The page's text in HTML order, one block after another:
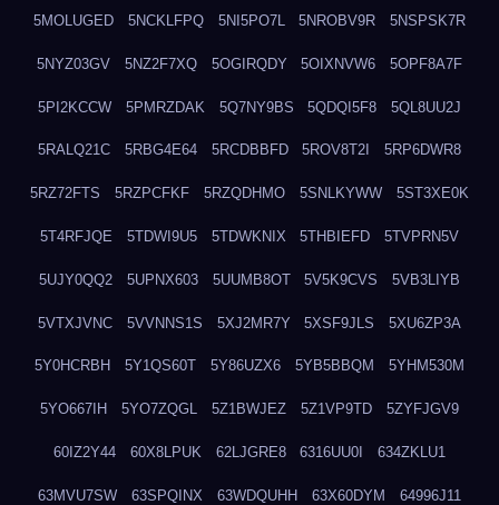
5MOLUGED 5NCKLFPQ 5NI5PO7L 5NROBV9R 5NSPSK7R
5NYZ03GV 5NZ2F7XQ 5OGIRQDY 5OIXNVW6 5OPF8A7F
5PI2KCCW 5PMRZDAK 5Q7NY9BS 5QDQI5F8 5QL8UU2J
5RALQ21C 5RBG4E64 5RCDBBFD 5ROV8T2I 5RP6DWR8
5RZ72FTS 5RZPCFKF 5RZQDHMO 5SNLKYWW 5ST3XE0K
5T4RFJQE 5TDWI9U5 5TDWKNIX 5THBIEFD 5TVPRN5V
5UJY0QQ2 5UPNX603 5UUMB8OT 5V5K9CVS 5VB3LIYB
5VTXJVNC 5VVNNS1S 5XJ2MR7Y 5XSF9JLS 5XU6ZP3A
5Y0HCRBH 5Y1QS60T 5Y86UZX6 5YB5BBQM 5YHM530M
5YO667IH 5YO7ZQGL 5Z1BWJEZ 5Z1VP9TD 5ZYFJGV9
60IZ2Y44 60X8LPUK 62LJGRE8 6316UU0I 634ZKLU1
63MVU7SW 63SPQINX 63WDQUHH 63X60DYM 64996J11